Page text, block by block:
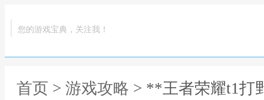
您的游戏宝典，关注我！
首页 > 游戏攻略 > **王者荣耀t1打